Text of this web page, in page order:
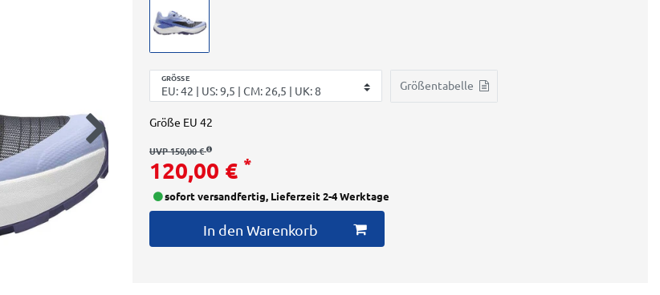
GRÖSSE
Größentabelle
Größe EU 42
UVP 150,00 €
120,00 € *
sofort versandfertig, Lieferzeit 2-4 Werktage
In den Warenkorb